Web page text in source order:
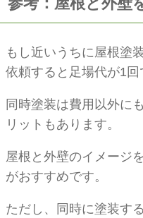
もし近いうちに屋根塗
依頼すると足場代が1回
同時塗装は費用以外に
リットもあります。
屋根と外壁のイメージ
がおすすめです。
ただし、同時に塗装す